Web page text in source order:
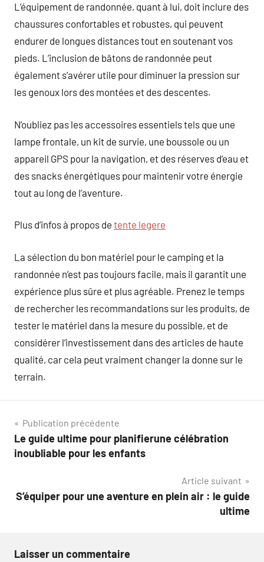
L’équipement de randonnée, quant à lui, doit inclure des
chaussures confortables et robustes, qui peuvent
endurer de longues distances tout en soutenant vos
pieds. L’inclusion de bâtons de randonnée peut
également s’avérer utile pour diminuer la pression sur
les genoux lors des montées et des descentes.
N’oubliez pas les accessoires essentiels tels que une
lampe frontale, un kit de survie, une boussole ou un
appareil GPS pour la navigation, et des réserves d’eau et
des snacks énergétiques pour maintenir votre énergie
tout au long de l’aventure.
Plus d’infos à propos de tente legere
La sélection du bon matériel pour le camping et la
randonnée n’est pas toujours facile, mais il garantit une
expérience plus sûre et plus agréable. Prenez le temps
de rechercher les recommandations sur les produits, de
tester le matériel dans la mesure du possible, et de
considérer l’investissement dans des articles de haute
qualité, car cela peut vraiment changer la donne sur le
terrain.
Navigation
de
Publication précédente
Le guide ultime pour planifierune célébration
inoubliable pour les enfants
Article suivant
S’équiper pour une aventure en plein air : le guide
ultime
Laisser un commentaire